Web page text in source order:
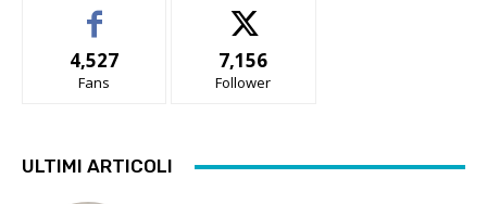
4,527
Fans
7,156
Follower
ULTIMI ARTICOLI